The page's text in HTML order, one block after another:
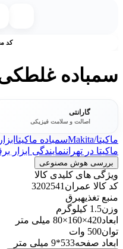
کد
سمباده غلطکی مدل
گارانتی
اصالت و سلامت فیزیکی
ماکیتا/Makita سمباده ماکیتا
ماکیتا در تهراننمایندگی ابزار
بررسی هوش مصنوعی
ویژگی های کلیدی کالا
کد کالا عمران 3202541
منبع تغذیهبرق
وزن1.5 کیلوگرم
ابعاد420×160×80 میلی متر
توان500 وات
ابعاد صفحه533*9 میلی متر